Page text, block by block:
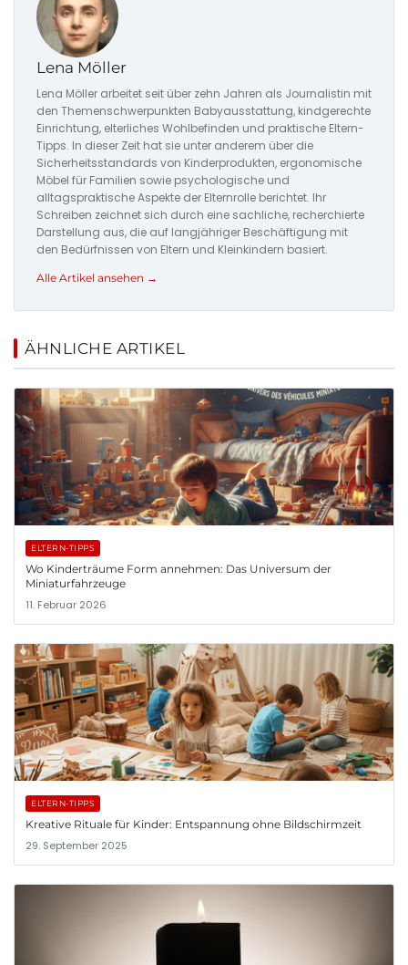
Lena Möller
Lena Möller arbeitet seit über zehn Jahren als Journalistin mit
den Themenschwerpunkten Babyausstattung, kindgerechte
Einrichtung, elterliches Wohlbefinden und praktische Eltern-
Tipps. In dieser Zeit hat sie unter anderem über die
Sicherheitsstandards von Kinderprodukten, ergonomische
Möbel für Familien sowie psychologische und
alltagspraktische Aspekte der Elternrolle berichtet. Ihr
Schreiben zeichnet sich durch eine sachliche, recherchierte
Darstellung aus, die auf langjähriger Beschäftigung mit
den Bedürfnissen von Eltern und Kleinkindern basiert.
Alle Artikel ansehen →
ÄHNLICHE ARTIKEL
ELTERN-TIPPS
Wo Kinderträume Form annehmen: Das Universum der
Miniaturfahrzeuge
11. Februar 2026
ELTERN-TIPPS
Kreative Rituale für Kinder: Entspannung ohne Bildschirmzeit
29. September 2025